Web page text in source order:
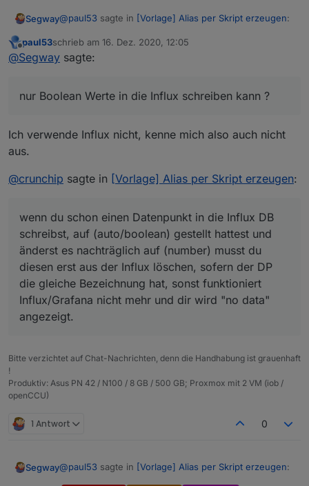
Segway@paul53 sagte in [Vorlage] Alias per Skript erzeugen:
@Segway
das Skript anscheinend den "storgaeType:
hat das schon als PR auf Github gepostet.
Der PR hat nichts mit Influx zu tun, sondern
betrifft iobroker.linux-control.
problem liegt. Ich blicke als Laie nunmal da nicht
entsprechend angepasst und es funktioniert auch,
Ich kann nicht mehr erkennen wo nun das Problem
liegt.
Das macht nicht das Skript, sondern muss eine
die Influx schreiben kann ?
mag sein dass sie irgendwo steht und auf meine
Dummheit zurückzuführen ist, dass ich Sie nicht
erkannt habe.
Nicht falsch verstehen aber so kommt es für mich als
Laie halt rüber.
Offline
paul53schrieb am 16. Dez. 2020, 12:05
zuletzt editiert von
@Segway sagte:
nur Boolean Werte in die Influx schreiben kann ?
Ich verwende Influx nicht, kenne mich also auch nicht
aus.
@crunchip sagte in [Vorlage] Alias per Skript erzeugen:
wenn du schon einen Datenpunkt in die Influx DB
schreibst, auf (auto/boolean) gestellt hattest und
änderst es nachträglich auf (number) musst du
diesen erst aus der Influx löschen, sofern der DP
die gleiche Bezeichnung hat, sonst funktioniert
Influx/Grafana nicht mehr und dir wird "no data"
angezeigt.
Bitte verzichtet auf Chat-Nachrichten, denn die Handhabung ist grauenhaft
!
Produktiv: Asus PN 42 / N100 / 8 GB / 500 GB; Proxmox mit 2 VM (iob /
openCCU)
1 Antwort 0
Segway@paul53 sagte in [Vorlage] Alias per Skript erzeugen: